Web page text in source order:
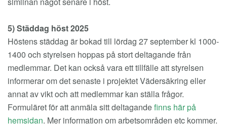
5) Städdag höst 2025
Höstens städdag är bokad till lördag 27 september kl 1000-
1400 och styrelsen hoppas på stort deltagande från
medlemmar. Det kan också vara ett tillfälle att styrelsen
informerar om det senaste i projektet Vädersäkring eller
annat av vikt och att medlemmar kan ställa frågor.
Formuläret för att anmäla sitt deltagandefinns här på
hemsidan. Mer information om arbetsområden etc kommer.